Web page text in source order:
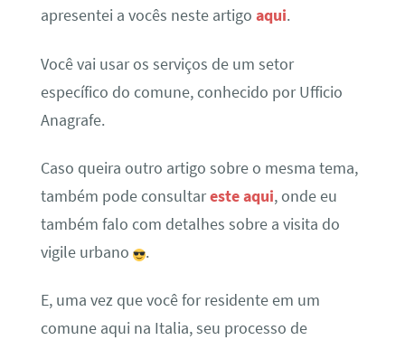
apresentei a vocês neste artigo aqui.
Você vai usar os serviços de um setor
específico do comune, conhecido por Ufficio
Anagrafe.
Caso queira outro artigo sobre o mesma tema,
também pode consultareste aqui, onde eu
também falo com detalhes sobre a visita do
vigile urbano
.
E, uma vez que você for residente em um
comune aqui na Italia, seu processo de